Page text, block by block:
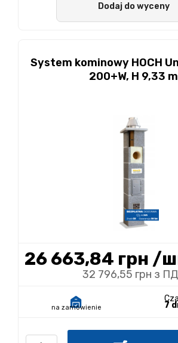
Dodaj do wyceny
System kominowy HOCH
200+W, H 9,33 m
26 663,84 грн /
32 796,55 грн з
na zamówienie 7